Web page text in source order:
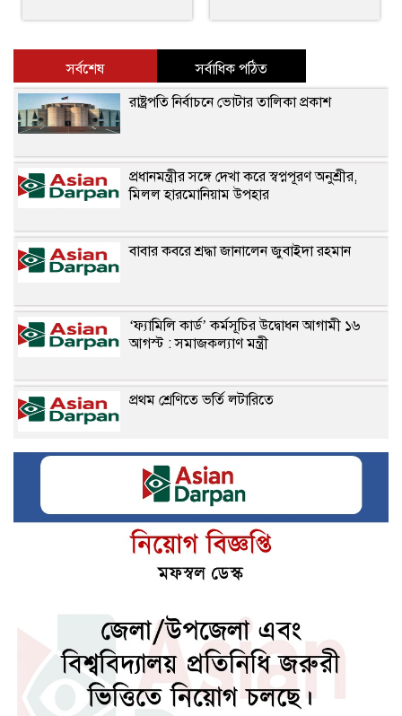
সর্বশেষ
সর্বাধিক পঠিত
রাষ্ট্রপতি নির্বাচনে ভোটার তালিকা প্রকাশ
প্রধানমন্ত্রীর সঙ্গে দেখা করে স্বপ্নপূরণ অনুশ্রীর,
মিলল হারমোনিয়াম উপহার
বাবার কবরে শ্রদ্ধা জানালেন জুবাইদা রহমান
‘ফ্যামিলি কার্ড’ কর্মসূচির উদ্বোধন আগামী ১৬
আগস্ট : সমাজকল্যাণ মন্ত্রী
প্রথম শ্রেণিতে ভর্তি লটারিতে
তনু হত্যা: হাফিজুরকে ২৪ ঘণ্টার মধ্যে
আত্মসমর্পণের নির্দেশ
‘সাজাপ্রাপ্ত স্বৈরাচারের বিষয়ে ভারত ব্যবস্থা না
নিলে বাংলাদেশের উদ্বেগ বাড়বে’
এসএসসি পরীক্ষার ফল ১০ আগস্ট
জ্বালানি চাহিদা মেটাতে কেনা হচ্ছে ৮ কার্গো